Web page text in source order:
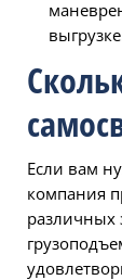
Если вам
компания
различных